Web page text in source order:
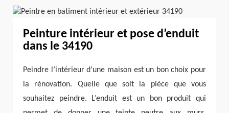
Peinture intérieur et pose d’enduit
dans le 34190
Peindre l’intérieur d’une maison est un bon choix pour
la rénovation. Quelle que soit la pièce que vous
souhaitez peindre. L’enduit est un bon produit qui